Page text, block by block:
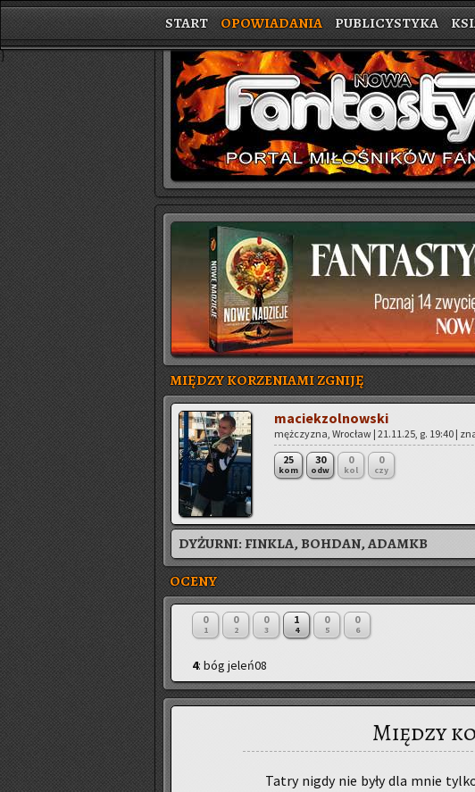
START OPOWIADANIA PUBLICYSTYKA
}
MIĘDZY KORZENIAMI ZGNIJĘ
ma­ciek­zol­now­ski
męż­czy­zna, Wro­cław | 21.11.25, g. 19:40 |
25
kom
30
odw
0
kol
0
czy
DYŻURNI:FINKLA, BOHDAN, ADAMKB
OCENY
0
1
0
2
0
3
1
4
0
5
0
6
4: bóg jeleń08
Między
Tatry nigdy nie były dla mnie